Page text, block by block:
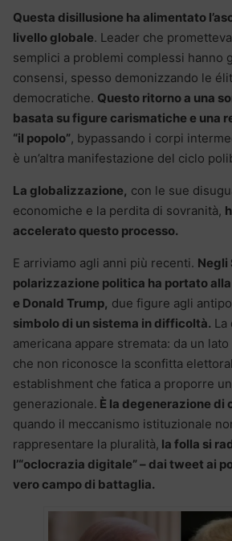
Questa disillusione ha alimentato
livello globale. Leader che
semplici a problemi complessi hanno
consensi, spesso demonizzando le
democratiche. Questo ritorno a una
basata su figure carismatiche e una
“il popolo”, bypassando i corpi
è un’altra manifestazione del ciclo
La globalizzazione, con le sue
economiche e la perdita di sovranità,
accelerato questo processo.
E arriviamo agli anni più recenti. Negli
polarizzazione politica ha portato
e Donald Trump, due figure agli
simbolo di un sistema in difficoltà. La
americana appare stremata: da un
che non riconosce la sconfitta
establishment che fatica a proporre
generazionale. È la degenerazione di
quando il meccanismo istituzionale
rappresentare la pluralità, la folla si
l’“oclocrazia digitale” – dai tweet ai
vero campo di battaglia.